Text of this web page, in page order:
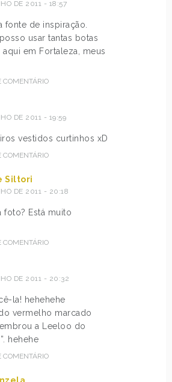
DE 2011 - 18:57
fonte de inspiração.
usar tantas botas
em Fortaleza, meus
COMENTÁRIO
DE 2011 - 19:59
vestidos curtinhos xD
COMENTÁRIO
Siltori
DE 2011 - 20:18
foto? Está muito
COMENTÁRIO
DE 2011 - 20:32
la! hehehehe
vermelho marcado
a Leeloo do
hehehe
COMENTÁRIO